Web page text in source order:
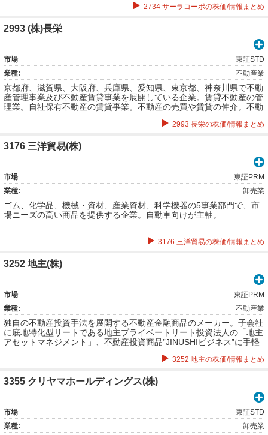
2734 サーラコーポの株価/情報まとめ
2993 (株)長栄
市場
東証STD
業種:
不動産業
京都府、滋賀県、大阪府、兵庫県、愛知県、東京都、神奈川県で不動
産管理事業及び不動産賃貸事業を展開している企業。賃貸不動産の管
理業。自社保有不動産の賃貸事業。不動産の売買や賃貸の仲介。不動
2993 長栄の株価/情報まとめ
3176 三洋貿易(株)
市場
東証PRM
業種:
卸売業
ゴム、化学品、機械・資材、産業資材、科学機器の5事業部門で、市
場ニーズの高い商品を提供する企業。自動車向けが主軸。
3176 三洋貿易の株価/情報まとめ
3252 地主(株)
市場
東証PRM
業種:
不動産業
独自の不動産投資手法を展開する不動産金融商品のメーカー。子会社
に底地特化型リートである地主プライベートリート投資法人の「地主
アセットマネジメント」、不動産投資商品”JINUSHIビジネス”に手軽
など。不動産投資事業。サブリース・賃貸借・ファンドフィー事業。
3252 地主の株価/情報まとめ
3355 クリヤマホールディングス(株)
市場
東証STD
業種:
卸売業